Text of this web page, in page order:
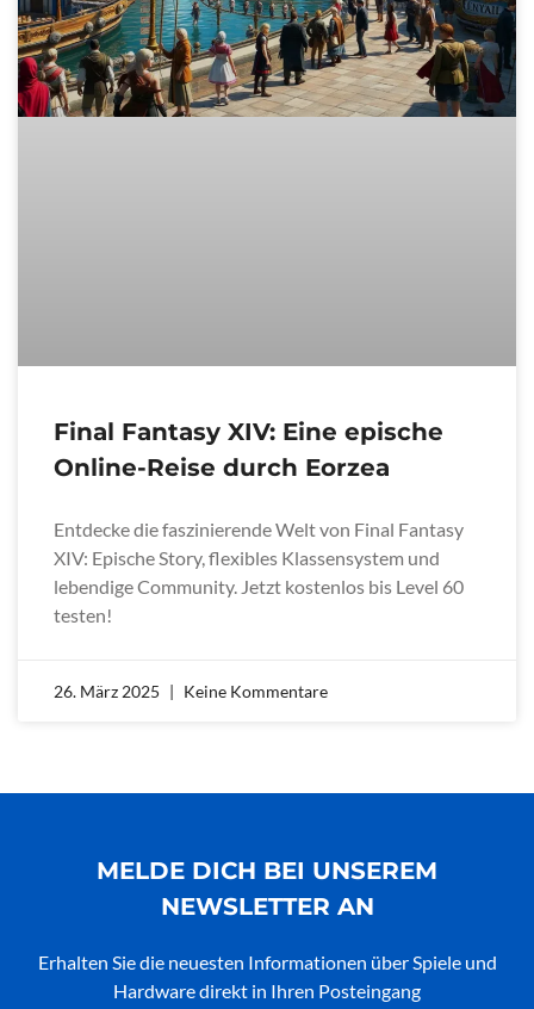
Final Fantasy XIV: Eine epische
Online-Reise durch Eorzea
Entdecke die faszinierende Welt von Final Fantasy
XIV: Epische Story, flexibles Klassensystem und
lebendige Community. Jetzt kostenlos bis Level 60
testen!
26. März 2025 Keine Kommentare
MELDE DICH BEI UNSEREM
NEWSLETTER AN
Erhalten Sie die neuesten Informationen über Spiele und
Hardware direkt in Ihren Posteingang